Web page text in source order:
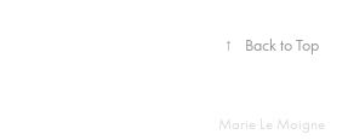
↑ Back to Top
Marie Le Moigne